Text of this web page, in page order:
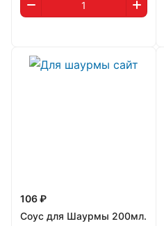
106 ₽
Соус для Шаурмы 200мл.